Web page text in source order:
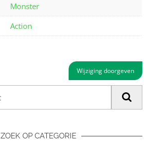
Monster
Action
Wijziging doorgeven
ZOEK OP CATEGORIE